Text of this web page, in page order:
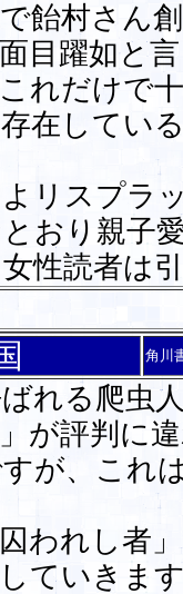
飴村さん
目躍如と
れだけで
在してい
リスプラ
おり親子
性読者は
角川
れる爬虫
が評判に
が、これ
われし者
ていきま